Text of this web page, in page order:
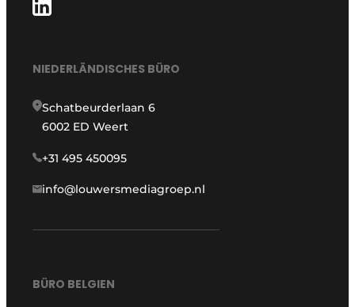
NIEDERLÄNDISCHES BÜRO
Schatbeurderlaan 6
6002 ED Weert
+31 495 450095
info@louwersmediagroep.nl
BÜRO BELGIEN